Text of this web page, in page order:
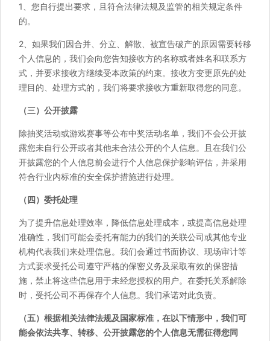
1、您自行提出要求，且符合法律法规及监管的相关规定条件
的。
2、如果我们因合并、分立、解散、被宣告破产的原因需要转移
个人信息的，我们会向您告知接收方的名称或者姓名和联系方
式，并要求接收方继续受本政策的约束。接收方变更原先的处
理目的、处理方式的，我们将要求接收方重新取得您的同意。
（三）公开披露
除抽奖活动或游戏赛事等公布中奖活动名单，我们不会公开披
露您未自行公开或者其他未合法公开的个人信息。且在我们公
开披露您的个人信息前会进行个人信息保护影响评估，并采用
符合行业内标准的安全保护措施进行处理。
（四）委托处理
为了提升信息处理效率，降低信息处理成本，或提高信息处理
准确性，我们可能会委托有能力的我们的关联公司或其他专业
机构代表我们来处理信息。我们会通过书面协议、现场审计等
方式要求受托公司遵守严格的保密义务及采取有效的保密措
施，禁止将这些信息用于未经您授权的用户。在委托关系解除
时，受托公司不再保存个人信息。我们承诺对此负责。
（五）根据相关法律法规及国家标准，在以下情形中，我们可
能会依法共享、转移、公开披露您的个人信息无需征得您同